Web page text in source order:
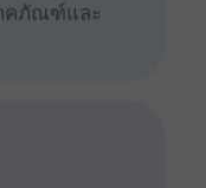
คภัณฑ์และ